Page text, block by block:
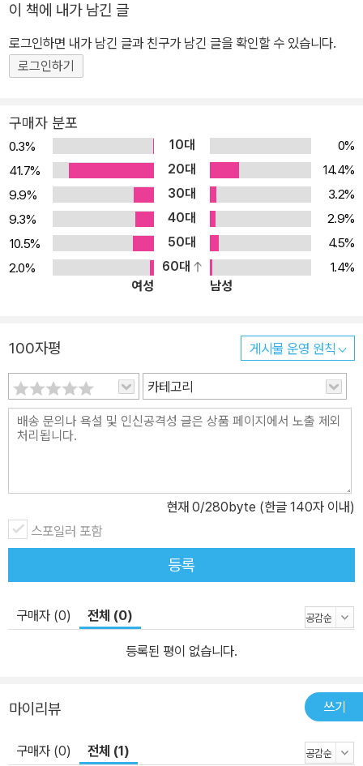
이 책에 내가 남긴 글
로그인하면 내가 남긴 글과 친구가 남긴 글을 확인할 수 있습니다.
로그인하기
구매자 분포
0.3% 10대
0%
41.7%
20대
14.4%
9.9%
30대
3.2%
9.3%
40대
2.9%
10.5%
50대
4.5%
2.0%
60대
1.4%
여성
남성
100자평 게시물 운영 원칙
카테고리
현재 0/280byte (한글 140자 이내)
스포일러 포함
등록
구매자 (0) 전체 (0)
등록된 평이 없습니다.
마이리뷰 쓰기
구매자 (0) 전체 (1)